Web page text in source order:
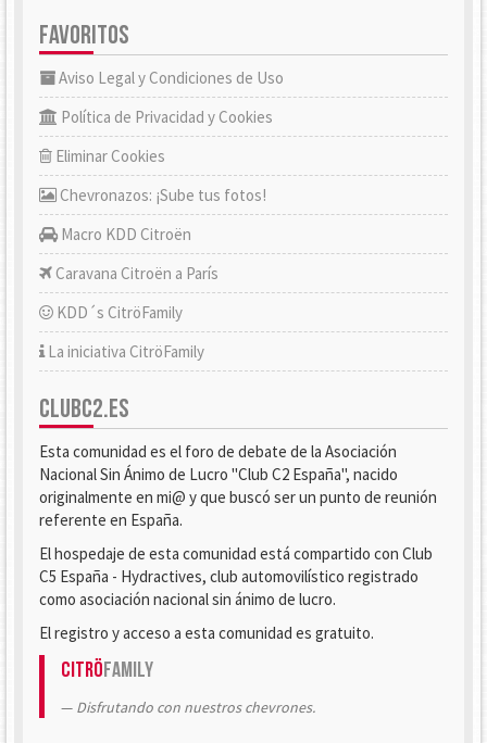
FAVORITOS
Aviso Legal y Condiciones de Uso
Política de Privacidad y Cookies
Eliminar Cookies
Chevronazos: ¡Sube tus fotos!
Macro KDD Citroën
Caravana Citroën a París
KDD´s CitröFamily
La iniciativa CitröFamily
CLUBC2.ES
Esta comunidad es el foro de debate de la Asociación
Nacional Sin Ánimo de Lucro "Club C2 España", nacido
originalmente en mi@ y que buscó ser un punto de reunión
referente en España.
El hospedaje de esta comunidad está compartido con Club
C5 España - Hydractives, club automovilístico registrado
como asociación nacional sin ánimo de lucro.
El registro y acceso a esta comunidad es gratuito.
CitröFamily
Disfrutando con nuestros chevrones.